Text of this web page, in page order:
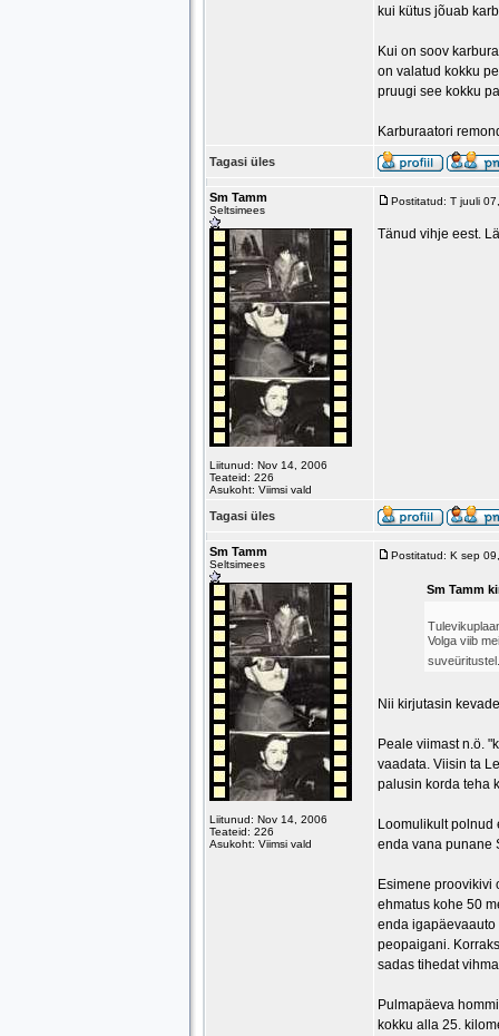
kui kütus jõuab
Kui on soov
on valatud kokku
pruugi see kokku
Karburaatori
Tagasi üles
Sm Tamm
Seltsimees
Liitunud: Nov 14, 2006
Teateid: 226
Asukoht: Viimsi vald
Postitatud: T juuli
Tänud vihje eest.
Tagasi üles
Sm Tamm
Seltsimees
Liitunud: Nov 14, 2006
Teateid: 226
Asukoht: Viimsi vald
Postitatud: K sep
Sm Tamm
Volga viib
Nii kirjutasin
Peale viimast n.ö.
vaadata. Viisin ta
palusin korda teha
Loomulikult polnud
enda vana punane
Esimene proovikivi
ehmatus kohe 50
enda igapäevaauto
peopaigani.
sadas tihedat
Pulmapäeva
kokku alla 25.